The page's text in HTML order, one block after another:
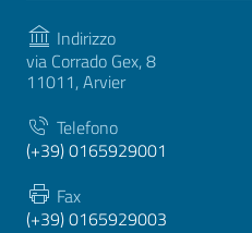
Indirizzo
via Corrado Gex, 8
11011, Arvier
Telefono
(+39) 0165929001
Fax
(+39) 0165929003